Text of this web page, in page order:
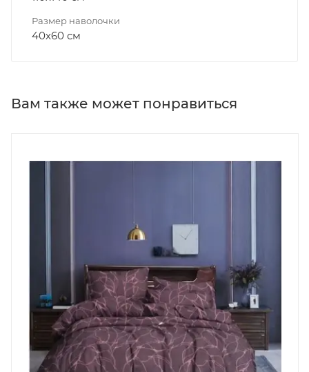
Размер наволочки
40х60 см
Вам также может понравиться